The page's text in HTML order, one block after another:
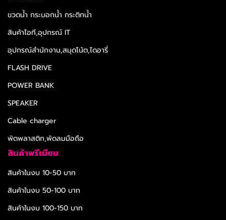
ขวดน้ำ กระบอกน้ำ กระติกน้ำ
สินค้าไอที,อุปกรณ์ IT
อุปกรณ์สำนักงาน,สมุดโน้ต,ไดอารี่
FLASH DRIVE
POWER BANK
SPEAKER
Cable charger
พัดพลาสติก,พัดลมมือถือ
สินค้าพรีเมียม
สินค้าในงบ 10-50 บาท
สินค้าในงบ 50-100 บาท
สินค้าในงบ 100-150 บาท